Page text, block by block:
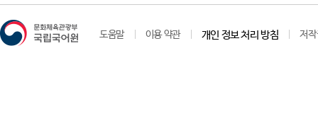
도움말 이용 약관 개인 정보 처리 방침 저